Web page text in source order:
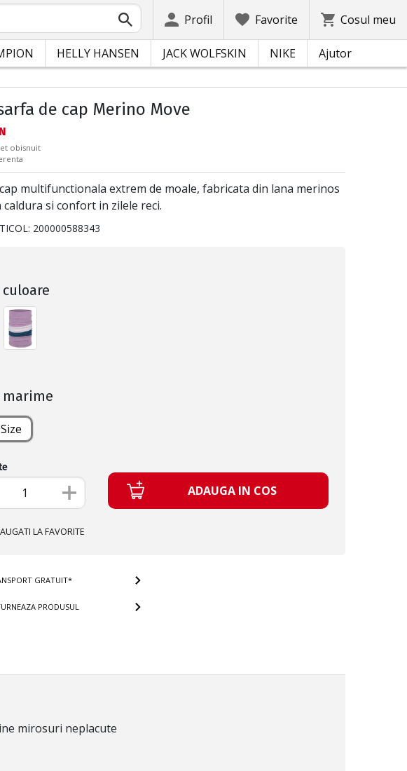
Profil Favorite Cosul meu
HELLY HANSEN JACK WOLFSKIN NIKE Ajutor
de cap Merino Move
obisnuit
multifunctionala extrem de moale, fabricata din lana merinos
si confort in zilele reci.
200000588343
marime
ADAUGA IN COS
LA FAVORITE
GRATUIT*
PRODUSUL
mirosuri neplacute